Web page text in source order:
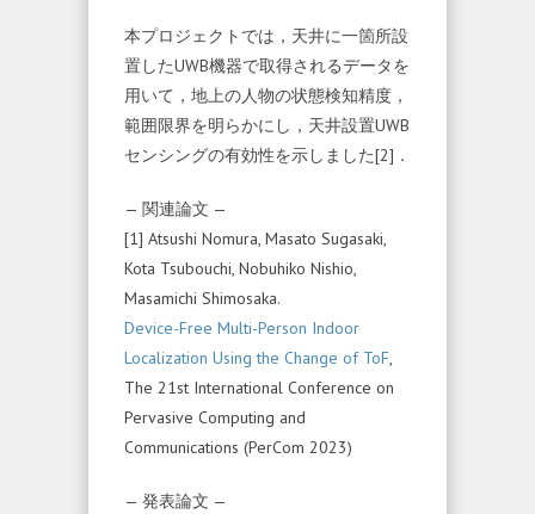
本プロジェクトでは，天井に一箇所設
置したUWB機器で取得されるデータを
用いて，地上の人物の状態検知精度，
範囲限界を明らかにし，天井設置UWB
センシングの有効性を示しました[2]．
— 関連論文 —
[1] Atsushi Nomura, Masato Sugasaki,
Kota Tsubouchi, Nobuhiko Nishio,
Masamichi Shimosaka.
Device-Free Multi-Person Indoor
Localization Using the Change of ToF,
The 21st International Conference on
Pervasive Computing and
Communications (PerCom 2023)
— 発表論文 —